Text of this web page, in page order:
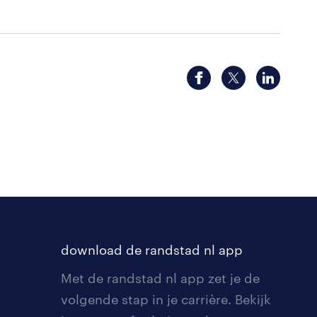
download de randstad nl app
Met de randstad nl app zet je de
volgende stap in je carrière. Bekijk